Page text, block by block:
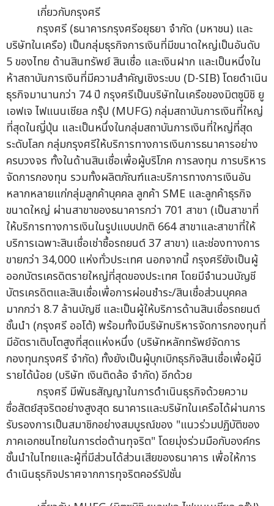
เกี่ยวกับกรุงศรี
กรุงศรี (ธนาคารกรุงศรีอยุธยา จำกัด (มหาชน) และ
บริษัทในเครือ) เป็นกลุ่มธุรกิจการเงินที่มีขนาดใหญ่เป็นอันดับ
5 ของไทย ด้านสินทรัพย์ สินเชื่อ และเงินฝาก และเป็นหนึ่งใน
ห้าสถาบันการเงินที่มีความสำคัญเชิงระบบ (D-SIB) โดยดำเนิน
ธุรกิจมานานกว่า 74 ปี กรุงศรีเป็นบริษัทในเครือของมิตซูบิชิ ยู
เอฟเจ ไฟแนนเชียล กรุ๊ป (MUFG) กลุ่มสถาบันการเงินที่ใหญ่
ที่สุดในญี่ปุ่น และเป็นหนึ่งในกลุ่มสถาบันการเงินที่ใหญ่ที่สุด
ระดับโลก กลุ่มกรุงศรีให้บริการทางการเงินการธนาคารอย่าง
ครบวงจร ทั้งในด้านสินเชื่อเพื่อผู้บริโภค การลงทุน การบริหาร
จัดการกองทุน รวมทั้งผลิตภัณฑ์และบริการทางการเงินอัน
หลากหลายแก่กลุ่มลูกค้าบุคคล ลูกค้า SME และลูกค้าธุรกิจ
ขนาดใหญ่ ผ่านสาขาของธนาคารกว่า 701 สาขา (เป็นสาขาที่
ให้บริการทางการเงินในรูปแบบปกติ 664 สาขาและสาขาที่ให้
บริการเฉพาะสินเชื่อเช่าซื้อรถยนต์ 37 สาขา) และช่องทางการ
ขายกว่า 34,000 แห่งทั่วประเทศ นอกจากนี้ กรุงศรียังเป็นผู้
ออกบัตรเครดิตรายใหญ่ที่สุดของประเทศ โดยมีจำนวนบัญชี
บัตรเครดิตและสินเชื่อเพื่อการผ่อนชำระ/สินเชื่อส่วนบุคคล
มากกว่า 8.7 ล้านบัญชี และเป็นผู้ให้บริการด้านสินเชื่อรถยนต์
ชั้นนำ (กรุงศรี ออโต้) พร้อมทั้งมีบริษัทบริหารจัดการกองทุนที่
มีอัตราเติบโตสูงที่สุดแห่งหนึ่ง (บริษัทหลักทรัพย์จัดการ
กองทุนกรุงศรี จำกัด) ทั้งยังเป็นผู้บุกเบิกธุรกิจสินเชื่อเพื่อผู้มี
รายได้น้อย (บริษัท เงินติดล้อ จำกัด) อีกด้วย
กรุงศรี มีพันธสัญญาในการดำเนินธุรกิจด้วยความ
ซื่อสัตย์สุจริตอย่างสูงสุด ธนาคารและบริษัทในเครือได้ผ่านการ
รับรองการเป็นสมาชิกอย่างสมบูรณ์ของ "แนวร่วมปฏิบัติของ
ภาคเอกชนไทยในการต่อต้านทุจริต" โดยมุ่งร่วมมือกับองค์กร
ชั้นนำในไทยและผู้ที่มีส่วนได้ส่วนเสียของธนาคาร เพื่อให้การ
ดำเนินธุรกิจปราศจากการทุจริตคอร์รัปชั่น